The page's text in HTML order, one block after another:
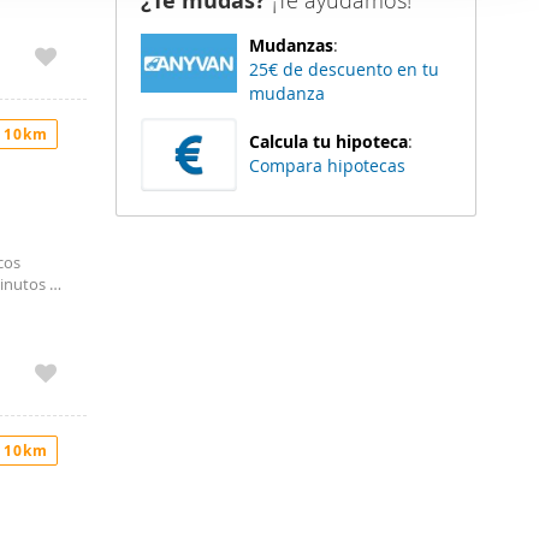
funciones
del
del uso
para
baño
en
1502 -
en
a
de
camas
Mudanzas:
25€ de descuento en tu
mudanza
Calcula tu hipoteca:
Compara hipotecas